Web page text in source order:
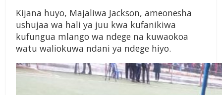
Kijana huyo, Majaliwa Jackson, ameonesha
ushujaa wa hali ya juu kwa kufanikiwa
kufungua mlango wa ndege na kuwaokoa
watu waliokuwa ndani ya ndege hiyo.